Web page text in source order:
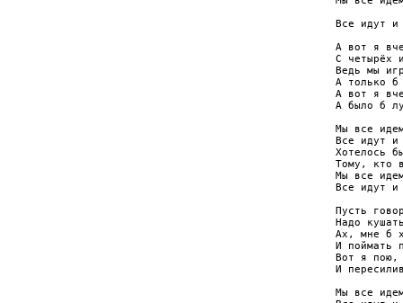
Все идут и
А вот я
С четырёх
Ведь мы
А только б
А вот я
А было б
Мы все
Все идут и
Хотелось
Тому, кто
Мы все
Все идут и
Пусть
Надо
Ах, мне б
И поймать
Вот я пою,
И
Мы все